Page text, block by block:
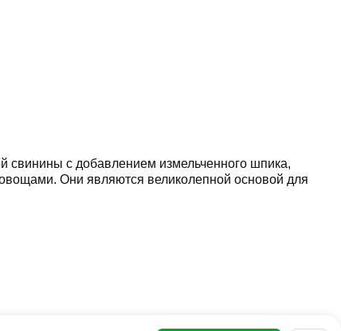
с добавлением измельченного шпика,
Они являются великолепной основой для